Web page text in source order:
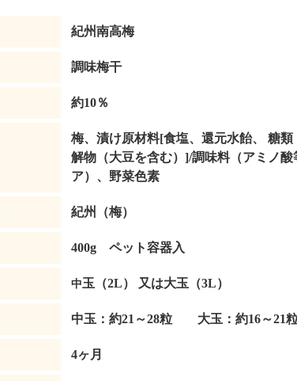
紀州南高梅
調味梅干
約10％
梅、漬け原材料[食塩、還元水飴、 糖
解物（大豆を含む）]/調味料（アミノ
ア）、野菜色素
紀州（梅）
400g ペット容器入
中玉（2L） 又は大玉（3L）
中玉：約21～28粒 大玉：約16～21
4ヶ月